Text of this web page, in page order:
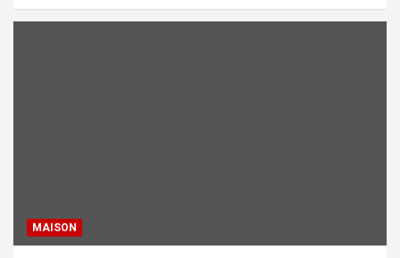
MAISON